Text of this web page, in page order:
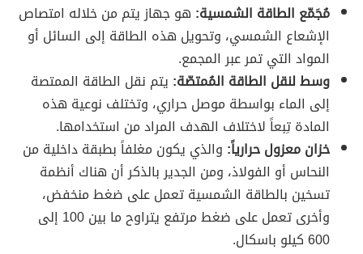
مُجَمّع الطاقة الشمسية: هو جهاز يتم من خلاله امتصاص
الإشعاع الشمسي، وتحويل هذه الطاقة إلى السائل أو
المواد التي تمر عبر المجمع.
وسط لنقل الطاقة المُمتصّة: يتم نقل الطاقة الممتصة
إلى الماء بواسطة موصل حراري، وتختلف نوعية هذه
المادة تِبعاً لاختلاف الهدف المراد من استخدامها.
خزان معزول حرارياً: والذي يكون مغلفاً بطبقة داخلية من
النحاس أو الفولاذ، ومن الجدير بالذكر أن هناك أنظمة
تسخين بالطاقة الشمسية تعمل على ضغط منخفض،
وأخرى تعمل على ضغط مرتفع يتراوح ما بين 100 إلى
600 كيلو باسكال.